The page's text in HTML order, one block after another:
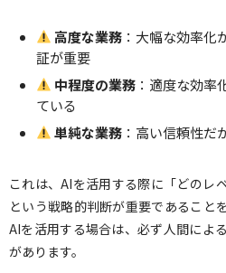
高度な業務 ：大幅な効率化
証が重要
中程度の業務 ：適度な効率
ている
単純な業務 ：高い信頼性だ
これは、AIを活用する際に「どのレ
という戦略的判断が重要であること
AIを活用する場合は、必ず人間によ
があります。